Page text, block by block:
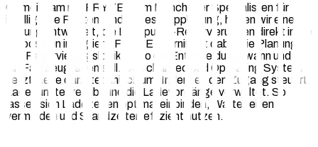
Gemeinsam mit FRYTE, dem Münchener Spezialisten für
intelligente Routen- und Ladestoppplanung, haben wir eine
Lösung entwickelt, die Ladepunkt-Reservierungen direkt in die
Disposition integriert. FRYTE übernimmt dabei die Planungs-
und Reservierungslogik – also die Entscheidung, wann und wo
ein Fahrzeug laden soll. Das chargecloud Operating System
setzt diese dann technisch um. Indem es den Zugang steuert,
Ladepunkte freigibt und die Ladevorgänge verwaltet. So
lassen sich Ladezeiten optimal einbinden, Wartezeiten
vermeiden und Standzeiten effizient nutzen.